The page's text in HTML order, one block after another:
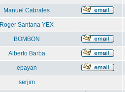
Manuel Cabrales
Roger Santana YEX
BOMBON
Alberto Barba
epayan
serjim